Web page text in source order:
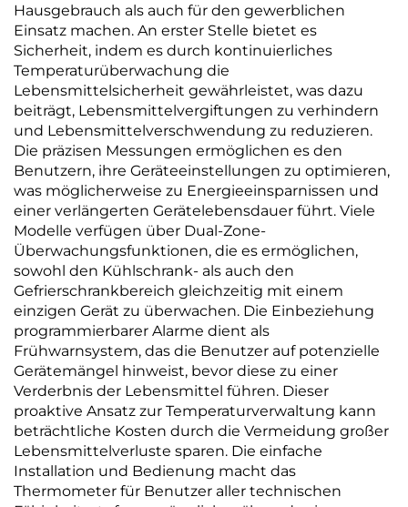
Hausgebrauch als auch für den gewerblichen
Einsatz machen. An erster Stelle bietet es
Sicherheit, indem es durch kontinuierliches
Temperaturüberwachung die
Lebensmittelsicherheit gewährleistet, was dazu
beiträgt, Lebensmittelvergiftungen zu verhindern
und Lebensmittelverschwendung zu reduzieren.
Die präzisen Messungen ermöglichen es den
Benutzern, ihre Geräteeinstellungen zu optimieren,
was möglicherweise zu Energieeinsparnissen und
einer verlängerten Gerätelebensdauer führt. Viele
Modelle verfügen über Dual-Zone-
Überwachungsfunktionen, die es ermöglichen,
sowohl den Kühlschrank- als auch den
Gefrierschrankbereich gleichzeitig mit einem
einzigen Gerät zu überwachen. Die Einbeziehung
programmierbarer Alarme dient als
Frühwarnsystem, das die Benutzer auf potenzielle
Gerätemängel hinweist, bevor diese zu einer
Verderbnis der Lebensmittel führen. Dieser
proaktive Ansatz zur Temperaturverwaltung kann
beträchtliche Kosten durch die Vermeidung großer
Lebensmittelverluste sparen. Die einfache
Installation und Bedienung macht das
Thermometer für Benutzer aller technischen